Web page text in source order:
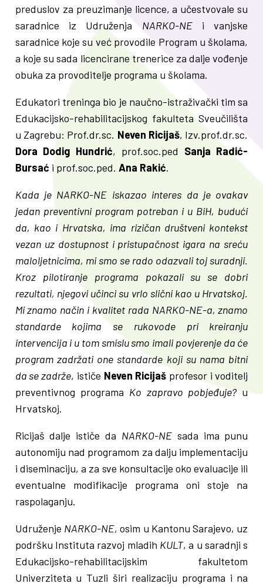
preduslov za preuzimanje licence, a učestvovale su
saradnice iz Udruženja NARKO-NEi vanjske
saradnice koje su već provodile Program u školama,
a koje su sada licencirane trenerice za dalje vođenje
obuka za provoditelje programa u školama.
Edukatori treninga bio je naučno-istraživački tim sa
Edukacijsko-rehabilitacijskog fakulteta Sveučilišta
u Zagrebu: Prof.dr.sc. Neven Ricijaš, Izv.prof.dr.sc.
Dora Dodig Hundrić, prof.soc.ped Sanja Radić-
Bursać i prof.soc.ped. Ana Rakić.
Kada je NARKO-NE iskazao interes da je ovakav
jedan preventivni program potreban i u BiH, budući
da, kao i Hrvatska, ima rizičan društveni kontekst
vezan uz dostupnost i pristupačnost igara na sreću
maloljetnicima, mi smo se rado odazvali toj suradnji.
Kroz pilotiranje programa pokazali su se dobri
rezultati, njegovi učinci su vrlo slični kao u Hrvatskoj.
Mi znamo način i kvalitet rada NARKO-NE-a, znamo
standarde kojima se rukovode pri kreiranju
intervencija i u tom smislu smo imali povjerenje da će
program zadržati one standarde koji su nama bitni
da se zadrže, ističe Neven Ricijaš profesor i voditelj
preventivnog programa Ko zapravo pobjeđuje?u
Hrvatskoj.
Ricijaš dalje ističe da NARKO-NEsada ima punu
autonomiju nad programom za dalju implementaciju
i diseminaciju, a za sve konsultacije oko evaluacije ili
eventualne modifikacije programa oni stoje na
raspolaganju.
Udruženje NARKO-NE, osim u Kantonu Sarajevo, uz
podršku Instituta razvoj mladih KULT, a u saradnji s
Edukacijsko-rehabilitacijskim fakultetom
Univerziteta u Tuzli širi realizaciju programa i na